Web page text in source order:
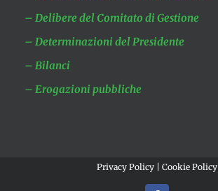
– Delibere del Comitato di Gestione
– Determinazioni del Presidente
– Bilanci
– Erogazioni pubbliche
Privacy Policy Cookie Policy